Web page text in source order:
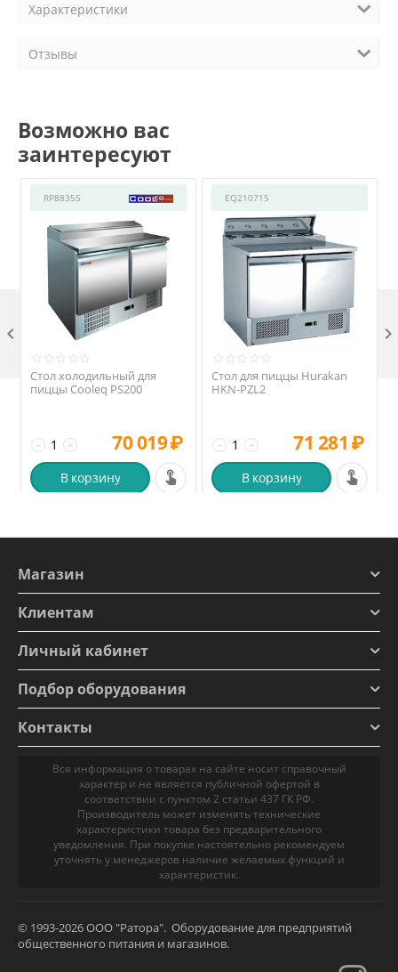
Характеристики
Отзывы
Возможно вас
заинтересуют
RP88355
Стол холодильный для
пиццы Cooleq PS200
+
− 70 019₽
В корзину
EQ210715
Стол для пиццы Hurakan
HKN-PZL2
+
− 71 281 ₽
В корзину
 
Магазин
Клиентам
Личный кабинет
Подбор оборудования
Контакты
Вся информация о товарах на сайте носит справочный
характер и не является публичной офертой в
соответствии с пунктом 2 статьи 437 ГК РФ.
Производитель может изменять технические
характеристики товара без предварительного
уведомления. При покупке настоятельно рекомендуем
уточнять у менеджеров наличие желаемых функций и
характеристик.
© 1993-2026 ООО "Ратора". Оборудование для предприятий
общественного питания и магазинов.